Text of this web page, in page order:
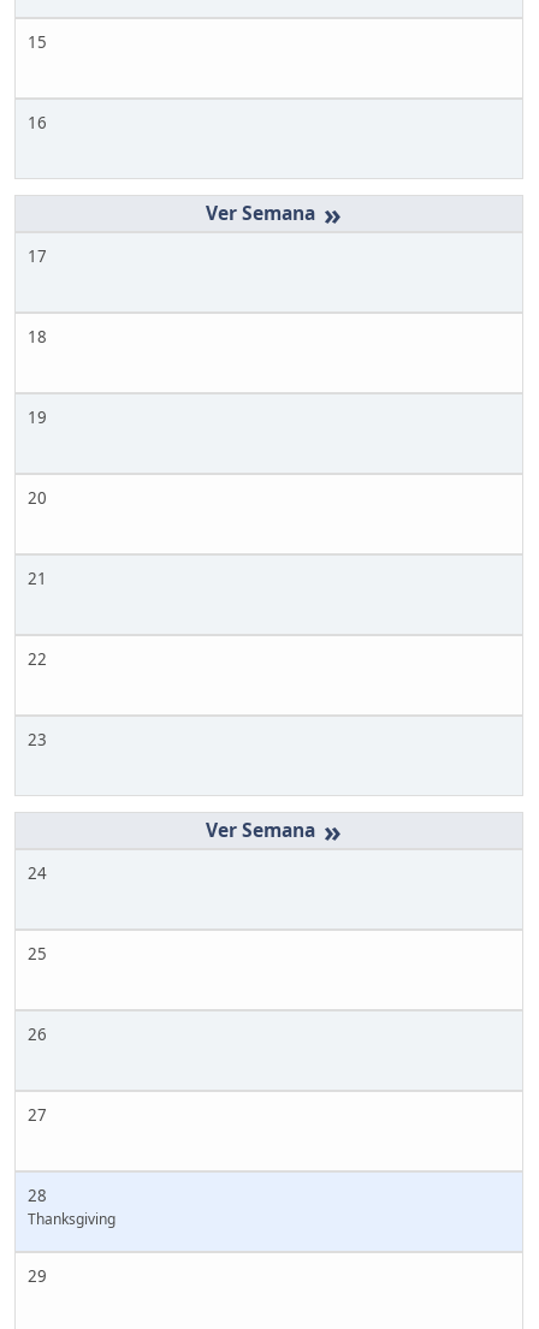
15
16
»
17
18
19
20
21
22
23
»
24
25
26
27
28
Thanksgiving
29